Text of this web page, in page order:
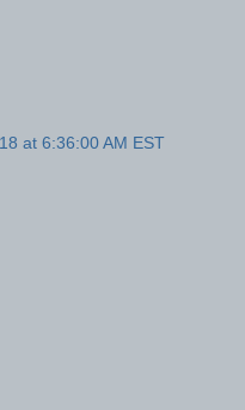
at 6:36:00 AM EST